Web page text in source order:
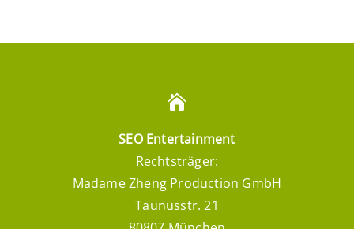
SEO Entertainment
Rechtsträger:
Madame Zheng Production GmbH
Taunusstr. 21